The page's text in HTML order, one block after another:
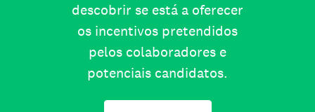
descobrir se está a oferecer
os incentivos pretendidos
pelos colaboradores e
potenciais candidatos.